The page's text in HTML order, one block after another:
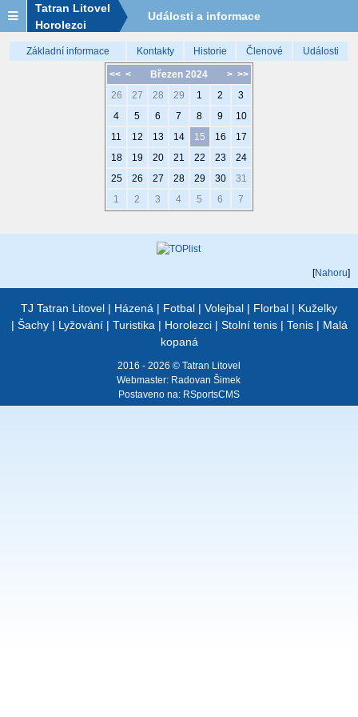
Tatran Litovel
Horolezci
Události a informace
Základní informace Kontakty Historie Členové Události
<< < > >>
Březen 2024
26
27 28 29 1 2
3
4
5 6 7 8 9
10
11
12 13 14 15 16
17
18
19 20 21 22 23
24
25
26 27 28 29 30
31
1
2 3 4 5 6 7
[Nahoru]
TJ Tatran Litovel | Házená | Fotbal | Volejbal | Florbal | Kuželky
| Šachy| Lyžování| Turistika | Horolezci| Stolní tenis| Tenis| Malá
kopaná
2016 - 2026 © Tatran Litovel
Webmaster: Radovan Šimek
Postaveno na: RSportsCMS